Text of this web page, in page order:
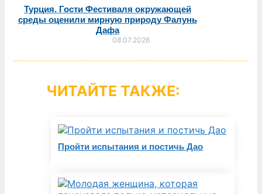
Турция. Гости Фестиваля окружающей
среды оценили мирную природу Фалунь
Дафа
08.07.2026
ЧИТАЙТЕ ТАКЖЕ:
Пройти испытания и постичь Дао